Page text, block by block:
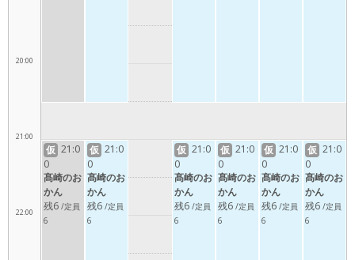
20:00
21:00
22:00
仮 21:0
0
髙崎のお
かん
残6 /定員
6
仮 21:0
0
髙崎のお
かん
残6 /定員
6
仮 21:0
0
髙崎のお
かん
残6 /定員
6
仮 21:0
0
髙崎のお
かん
残6 /定員
6
仮 21:0
0
髙崎のお
かん
残6 /定員
6
仮 21:0
0
髙崎のお
かん
残6 /定員
6